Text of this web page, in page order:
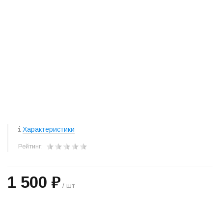
Характеристики
Рейтинг:
1 500 ₽ / шт